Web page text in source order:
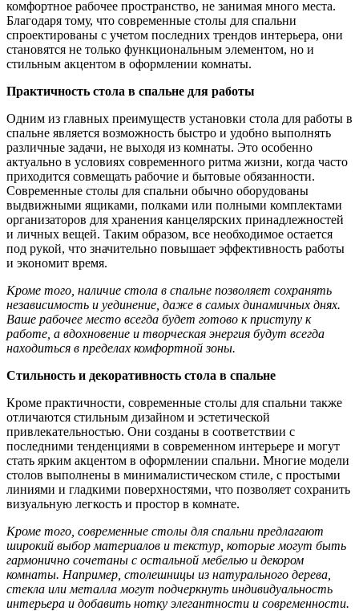
комфортное рабочее пространство, не занимая много места.
Благодаря тому, что современные столы для спальни
спроектированы с учетом последних трендов интерьера, они
становятся не только функциональным элементом, но и
стильным акцентом в оформлении комнаты.
Практичность стола в спальне для работы
Одним из главных преимуществ установки стола для работы в
спальне является возможность быстро и удобно выполнять
различные задачи, не выходя из комнаты. Это особенно
актуально в условиях современного ритма жизни, когда часто
приходится совмещать рабочие и бытовые обязанности.
Современные столы для спальни обычно оборудованы
выдвижными ящиками, полками или полными комплектами
организаторов для хранения канцелярских принадлежностей
и личных вещей. Таким образом, все необходимое остается
под рукой, что значительно повышает эффективность работы
и экономит время.
Кроме того, наличие стола в спальне позволяет сохранять
независимость и уединение, даже в самых динамичных днях.
Ваше рабочее место всегда будет готово к приступу к
работе, а вдохновение и творческая энергия будут всегда
находиться в пределах комфортной зоны.
Стильность и декоративность стола в спальне
Кроме практичности, современные столы для спальни также
отличаются стильным дизайном и эстетической
привлекательностью. Они созданы в соответствии с
последними тенденциями в современном интерьере и могут
стать ярким акцентом в оформлении спальни. Многие модели
столов выполнены в минималистическом стиле, с простыми
линиями и гладкими поверхностями, что позволяет сохранить
визуальную легкость и простор в комнате.
Кроме того, современные столы для спальни предлагают
широкий выбор материалов и текстур, которые могут быть
гармонично сочетаны с остальной мебелью и декором
комнаты. Например, столешницы из натурального дерева,
стекла или металла могут подчеркнуть индивидуальность
интерьера и добавить нотку элегантности и современности.